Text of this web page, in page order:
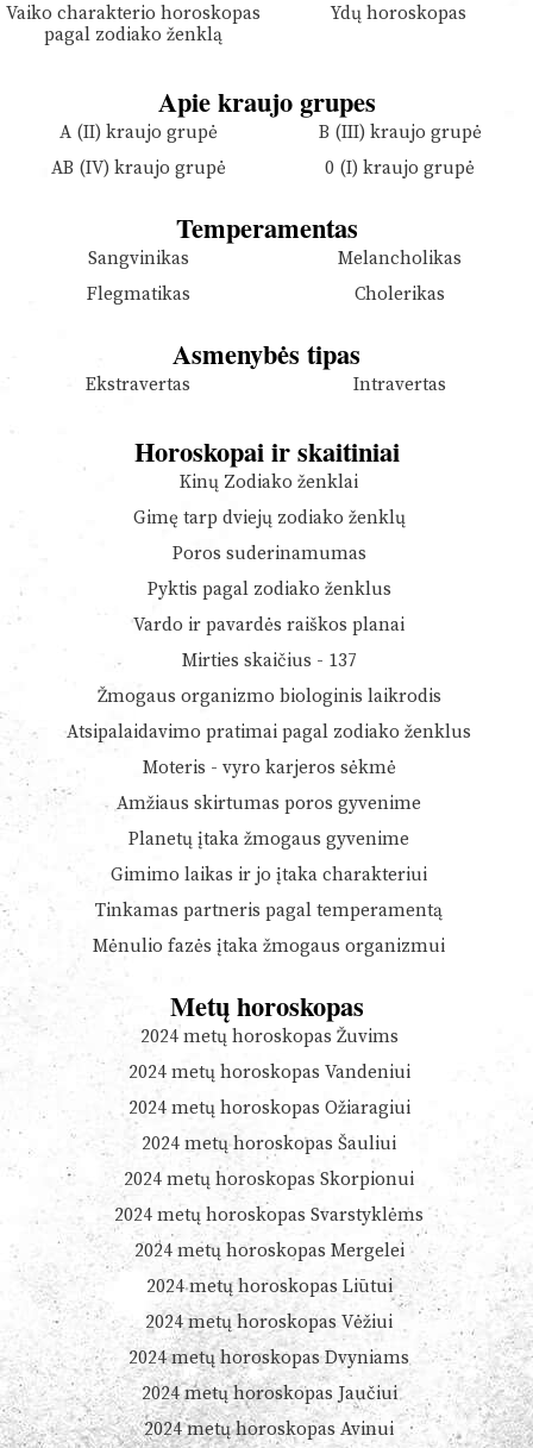
Vaiko charakterio horoskopas
pagal zodiako ženklą
Ydų horoskopas
Apie kraujo grupes
A (II) kraujo grupė
B (III) kraujo grupė
AB (IV) kraujo grupė
0 (I) kraujo grupė
Temperamentas
Sangvinikas
Melancholikas
Flegmatikas
Cholerikas
Asmenybės tipas
Ekstravertas Intravertas
Horoskopai ir skaitiniai
Kinų Zodiako ženklai
Gimę tarp dviejų zodiako ženklų
Poros suderinamumas
Pyktis pagal zodiako ženklus
Vardo ir pavardės raiškos planai
Mirties skaičius - 137
Žmogaus organizmo biologinis laikrodis
Atsipalaidavimo pratimai pagal zodiako ženklus
Moteris - vyro karjeros sėkmė
Amžiaus skirtumas poros gyvenime
Planetų įtaka žmogaus gyvenime
Gimimo laikas ir jo įtaka charakteriui
Tinkamas partneris pagal temperamentą
Mėnulio fazės įtaka žmogaus organizmui
Metų horoskopas
2024 metų horoskopas Žuvims
2024 metų horoskopas Vandeniui
2024 metų horoskopas Ožiaragiui
2024 metų horoskopas Šauliui
2024 metų horoskopas Skorpionui
2024 metų horoskopas Svarstyklėms
2024 metų horoskopas Mergelei
2024 metų horoskopas Liūtui
2024 metų horoskopas Vėžiui
2024 metų horoskopas Dvyniams
2024 metų horoskopas Jaučiui
2024 metų horoskopas Avinui